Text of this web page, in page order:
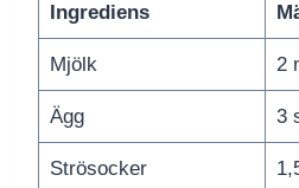
Ingrediens
Mjölk 2
Ägg 3
Strösocker